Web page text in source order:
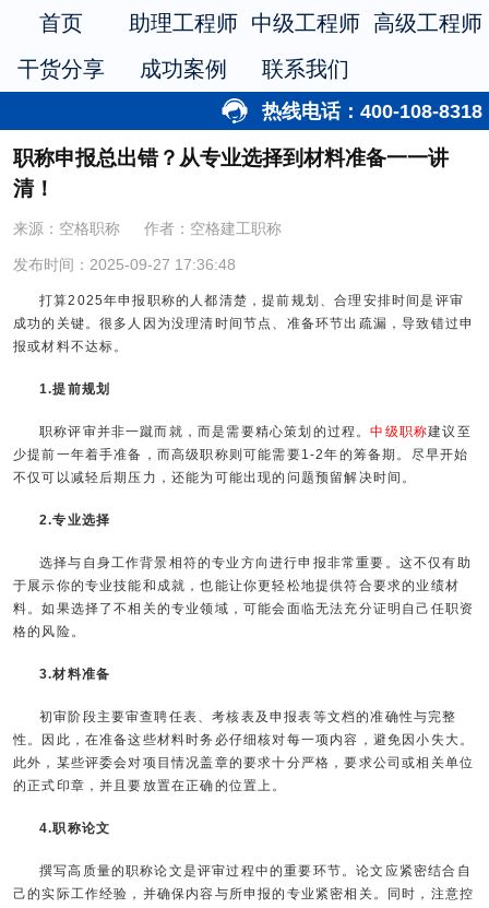
首页 助理工程师 中级工程师 高级工程师
干货分享
成功案例 联系我们
热线电话：400-108-8318
职称申报总出错？从专业选择到材料准备一一讲
清！
来源：空格职称 作者：空格建工职称
发布时间：2025-09-27 17:36:48
打算2025年申报职称的人都清楚，提前规划、合理安排时间是评审
成功的关键。很多人因为没理清时间节点、准备环节出疏漏，导致错过申
报或材料不达标。
1.提前规划
职称评审并非一蹴而就，而是需要精心策划的过程。中级职称建议至
少提前一年着手准备，而高级职称则可能需要1-2年的筹备期。尽早开始
不仅可以减轻后期压力，还能为可能出现的问题预留解决时间。
2.专业选择
选择与自身工作背景相符的专业方向进行申报非常重要。这不仅有助
于展示你的专业技能和成就，也能让你更轻松地提供符合要求的业绩材
料。如果选择了不相关的专业领域，可能会面临无法充分证明自己任职资
格的风险。
3.材料准备
初审阶段主要审查聘任表、考核表及申报表等文档的准确性与完整
性。因此，在准备这些材料时务必仔细核对每一项内容，避免因小失大。
此外，某些评委会对项目情况盖章的要求十分严格，要求公司或相关单位
的正式印章，并且要放置在正确的位置上。
4.职称论文
撰写高质量的职称论文是评审过程中的重要环节。论文应紧密结合自
己的实际工作经验，并确保内容与所申报的专业紧密相关。同时，注意控